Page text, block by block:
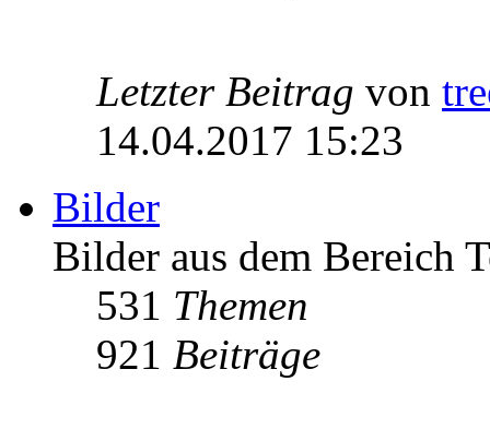
Letzter Beitrag von
14.04.2017 15:23
Bilder
Bilder aus dem Bereich
531 Themen
921 Beiträge